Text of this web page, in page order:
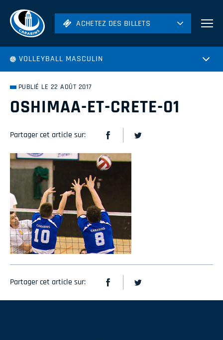
ACHETEZ DES BILLETS
Hockey
ACHETEZ DES BILLETS
VOLLEYBALL MASCULIN
PUBLIÉ LE 22 AOÛT 2017
OSHIMAA-ET-CRETE-01
Partager cet article sur:
Partager cet article sur: